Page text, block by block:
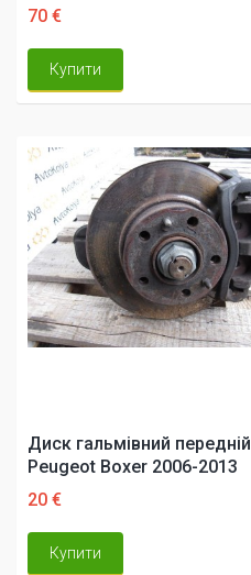
70 €
Купити
Диск гальмівний передній
Peugeot Boxer 2006-2013
20 €
Купити